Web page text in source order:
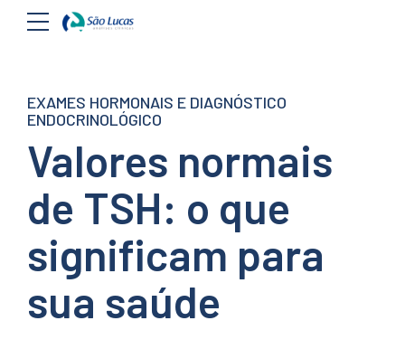
EXAMES HORMONAIS E DIAGNÓSTICO
ENDOCRINOLÓGICO
Valores normais
de TSH: o que
significam para
sua saúde